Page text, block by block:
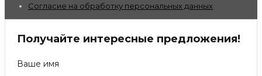
Согласие на обработку персональных данных
Получайте интересные предложения!
Ваше имя